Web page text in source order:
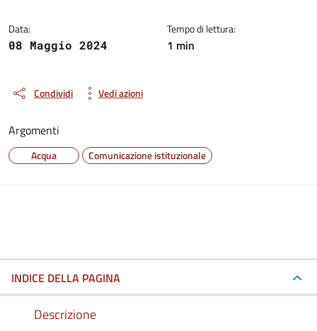
Data:
08 Maggio 2024
Tempo di lettura:
1 min
Condividi Vedi azioni
Argomenti
Acqua Comunicazione istituzionale
INDICE DELLA PAGINA
Descrizione